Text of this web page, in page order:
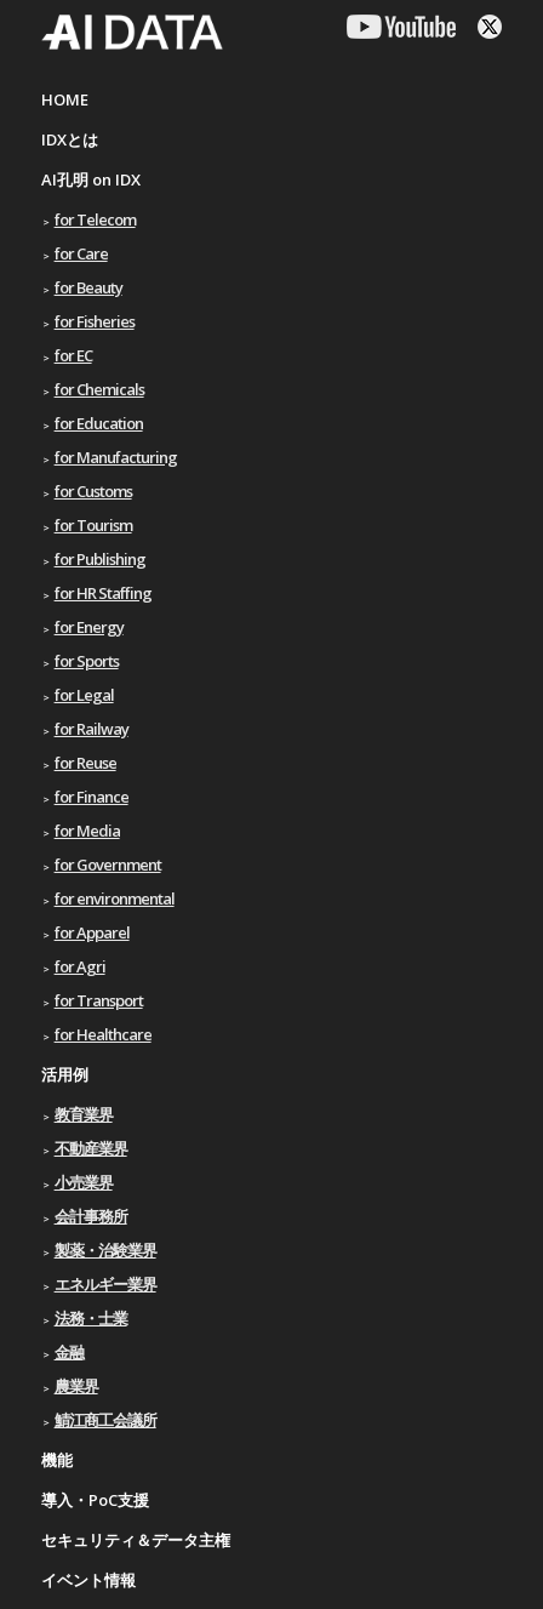
HOME
IDXとは
AI孔明 on IDX
for Telecom
for Care
for Beauty
for Fisheries
for EC
for Chemicals
for Education
for Manufacturing
for Customs
for Tourism
for Publishing
for HR Staffing
for Energy
for Sports
for Legal
for Railway
for Reuse
for Finance
for Media
for Government
for environmental
for Apparel
for Agri
for Transport
for Healthcare
活用例
教育業界
不動産業界
小売業界
会計事務所
製薬・治験業界
エネルギー業界
法務・士業
金融
農業界
鯖江商工会議所
機能
導入・PoC支援
セキュリティ＆データ主権
イベント情報